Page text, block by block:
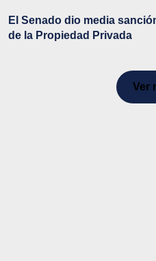
El Senado dio media
de la Propiedad Privada
Ver